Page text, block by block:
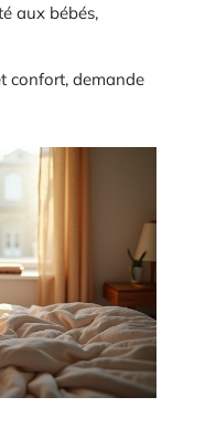
aux bébés,
confort, demande